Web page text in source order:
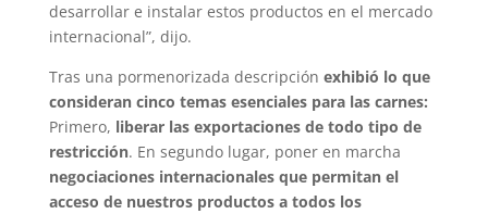
desarrollar e instalar estos productos en el mercado
internacional”, dijo.
Tras una pormenorizada descripción exhibió lo que
consideran cinco temas esenciales para las carnes:
Primero, liberar las exportaciones de todo tipo de
restricción. En segundo lugar, poner en marcha
negociaciones internacionales que permitan el
acceso de nuestros productos a todos los